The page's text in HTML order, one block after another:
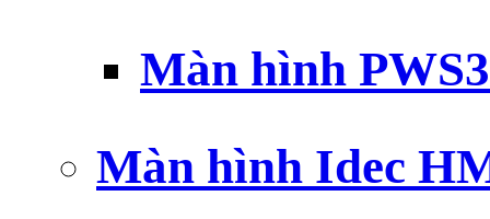
Màn hình
Màn hình Idec